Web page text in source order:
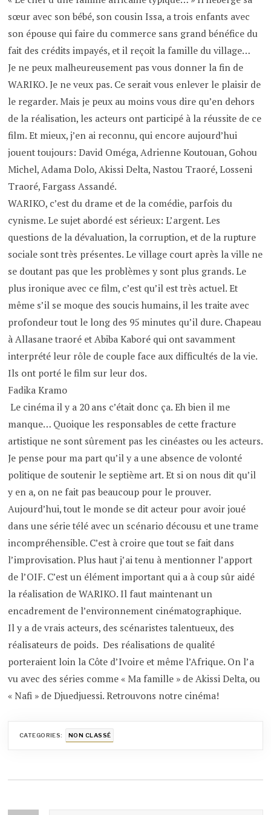
sœur avec son bébé, son cousin Issa, a trois enfants avec
son épouse qui faire du commerce sans grand bénéfice du
fait des crédits impayés, et il reçoit la famille du village…
Je ne peux malheureusement pas vous donner la fin de
WARIKO. Je ne veux pas. Ce serait vous enlever le plaisir de
le regarder. Mais je peux au moins vous dire qu’en dehors
de la réalisation, les acteurs ont participé à la réussite de ce
film. Et mieux, j’en ai reconnu, qui encore aujourd’hui
jouent toujours: David Oméga, Adrienne Koutouan, Gohou
Michel, Adama Dolo, Akissi Delta, Nastou Traoré, Losseni
Traoré, Fargass Assandé.
WARIKO, c’est du drame et de la comédie, parfois du
cynisme. Le sujet abordé est sérieux: L’argent. Les
questions de la dévaluation, la corruption, et de la rupture
sociale sont très présentes. Le village court après la ville ne
se doutant pas que les problèmes y sont plus grands. Le
plus ironique avec ce film, c’est qu’il est très actuel. Et
même s’il se moque des soucis humains, il les traite avec
profondeur tout le long des 95 minutes qu’il dure. Chapeau
à Allasane traoré et Abiba Kaboré qui ont savamment
interprété leur rôle de couple face aux difficultés de la vie.
Ils ont porté le film sur leur dos.
Fadika Kramo
Le cinéma il y a 20 ans c’était donc ça. Eh bien il me
manque… Quoique les responsables de cette fracture
artistique ne sont sûrement pas les cinéastes ou les acteurs.
Je pense pour ma part qu’il y a une absence de volonté
politique de soutenir le septième art. Et si on nous dit qu’il
y en a, on ne fait pas beaucoup pour le prouver.
Aujourd’hui, tout le monde se dit acteur pour avoir joué
dans une série télé avec un scénario décousu et une trame
incompréhensible. C’est à croire que tout se fait dans
l’improvisation. Plus haut j’ai tenu à mentionner l’apport
de l’OIF. C’est un élément important qui a à coup sûr aidé
la réalisation de WARIKO. Il faut maintenant un
encadrement de l’environnement cinématographique.
Il y a de vrais acteurs, des scénaristes talentueux, des
réalisateurs de poids. Des réalisations de qualité
porteraient loin la Côte d’Ivoire et même l’Afrique. On l’a
vu avec des séries comme « Ma famille » de Akissi Delta, ou
« Nafi » de Djuedjuessi. Retrouvons notre cinéma!
CATEGORIES: NON CLASSÉ